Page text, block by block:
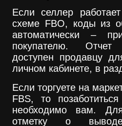
Если селлер
схеме FBO, коды из
автоматически –
покупателю.
доступен продавцу
личном кабинете, в
Если торгуете на
FBS, то
необходимо вам.
отметку о